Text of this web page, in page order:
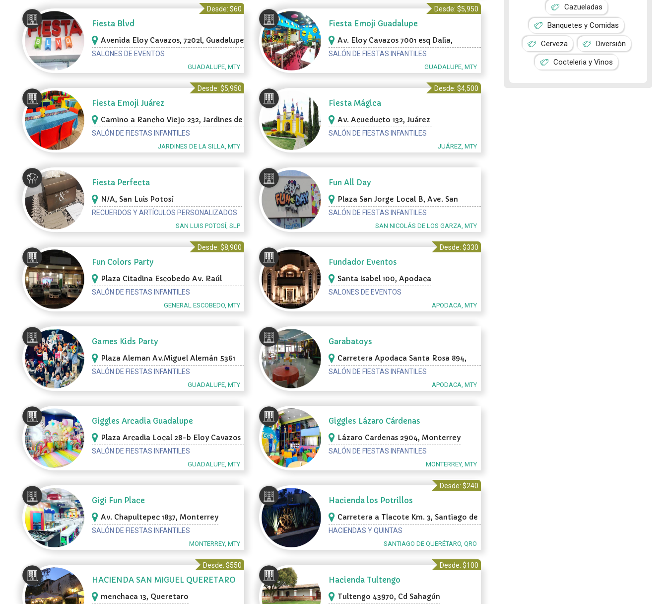
Fiesta Blvd
Desde: $60
Avenida Eloy Cavazos, 7202l, Guadalupe
SALONES DE EVENTOS
GUADALUPE, MTY
Fiesta Emoji Guadalupe
Desde: $5,950
Av. Eloy Cavazos 7001 esq Dalia,
Res.Santa María, Guadalupe
SALÓN DE FIESTAS INFANTILES
GUADALUPE, MTY
Fiesta Emoji Juárez
Desde: $5,950
Camino a Rancho Viejo 232, Jardines de
la Silla
SALÓN DE FIESTAS INFANTILES
JARDINES DE LA SILLA, MTY
Fiesta Mágica
Desde: $4,500
Av. Acueducto 132, Juárez
SALÓN DE FIESTAS INFANTILES
JUÁREZ, MTY
Fiesta Perfecta
N/A, San Luis Potosí
RECUERDOS Y ARTÍCULOS PERSONALIZADOS
SAN LUIS POTOSÍ, SLP
Fun All Day
Plaza San Jorge Local B, Ave. San
Nicolás 105, San Nicolás de los Garza
SALÓN DE FIESTAS INFANTILES
SAN NICOLÁS DE LOS GARZA, MTY
Fun Colors Party
Desde: $8,900
Plaza Citadina Escobedo Av. Raúl
Salinas 555, General Escobedo
SALÓN DE FIESTAS INFANTILES
GENERAL ESCOBEDO, MTY
Fundador Eventos
Desde: $330
Santa Isabel 100, Apodaca
SALONES DE EVENTOS
APODACA, MTY
Games Kids Party
Plaza Aleman Av.Miguel Alemán 5361
Local 217, Guadalupe
SALÓN DE FIESTAS INFANTILES
GUADALUPE, MTY
Garabatoys
Carretera Apodaca Santa Rosa 894,
Apodaca
SALÓN DE FIESTAS INFANTILES
APODACA, MTY
Giggles Arcadia Guadalupe
Plaza Arcadia Local 28-b Eloy Cavazos
3301, Guadalupe
SALÓN DE FIESTAS INFANTILES
GUADALUPE, MTY
Giggles Lázaro Cárdenas
Lázaro Cardenas 2904, Monterrey
SALÓN DE FIESTAS INFANTILES
MONTERREY, MTY
Gigi Fun Place
Av. Chapultepec 1837, Monterrey
SALÓN DE FIESTAS INFANTILES
MONTERREY, MTY
Hacienda los Potrillos
Desde: $240
Carretera a Tlacote Km. 3, Santiago de
Querétaro
HACIENDAS Y QUINTAS
SANTIAGO DE QUERÉTARO, QRO
HACIENDA SAN MIGUEL QUERETARO
Desde: $550
menchaca 13, Queretaro
Hacienda Tultengo
Desde: $100
Tultengo 43970, Cd Sahagún
Cazueladas
Banquetes y Comidas
Cerveza Diversión
Cocteleria y Vinos